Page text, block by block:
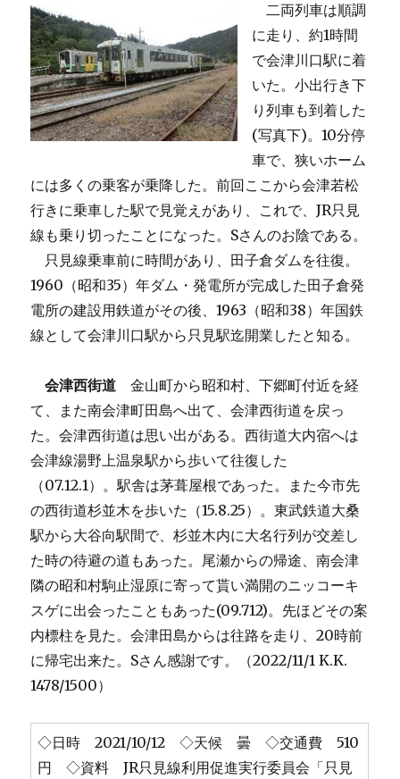
二両列車は順調
に走り、約1時間
で会津川口駅に着
いた。小出行き下
り列車も到着した
(写真下)。10分停
車で、狭いホーム
には多くの乗客が乗降した。前回ここから会津若松
行きに乗車した駅で見覚えがあり、これで、JR只見
線も乗り切ったことになった。Sさんのお陰である。
只見線乗車前に時間があり、田子倉ダムを往復。
1960（昭和35）年ダム・発電所が完成した田子倉発
電所の建設用鉄道がその後、1963（昭和38）年国鉄
線として会津川口駅から只見駅迄開業したと知る。
会津西街道 金山町から昭和村、下郷町付近を経
て、また南会津町田島へ出て、会津西街道を戻っ
た。会津西街道は思い出がある。西街道大内宿へは
会津線湯野上温泉駅から歩いて往復した
（07.12.1）。駅舎は茅葺屋根であった。また今市先
の西街道杉並木を歩いた（15.8.25）。東武鉄道大桑
駅から大谷向駅間で、杉並木内に大名行列が交差し
た時の待避の道もあった。尾瀬からの帰途、南会津
隣の昭和村駒止湿原に寄って貰い満開のニッコーキ
スゲに出会ったこともあった(09.712)。先ほどその案
内標柱を見た。会津田島からは往路を走り、20時前
に帰宅出来た。Sさん感謝です。（2022/11/1 K.K.
1478/1500）
◇日時 2021/10/12 ◇天候 曇 ◇交通費 510
円 ◇資料 JR只見線利用促進実行委員会「只見